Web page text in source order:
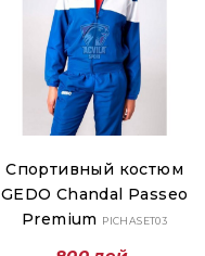
Спортивный костюм
GEDO Chandal Passeo
Premium
PICHASET03